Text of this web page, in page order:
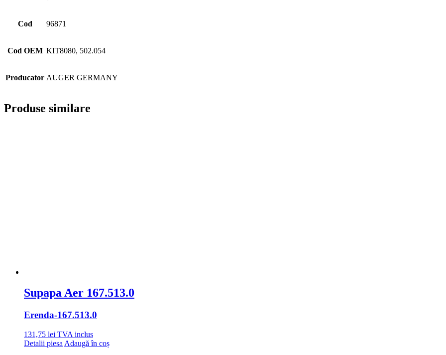
Cod 96871
Cod OEM KIT8080, 502.054
Producator AUGER GERMANY
Produse similare
Supapa Aer 167.513.0
Erenda-167.513.0
131,75 lei TVA inclus
Detalii piesa Adaugă în coș